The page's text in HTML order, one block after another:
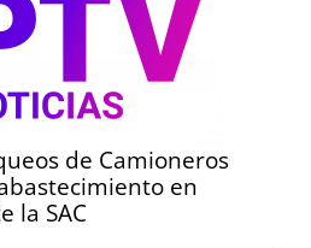
de Camioneros
en
la SAC